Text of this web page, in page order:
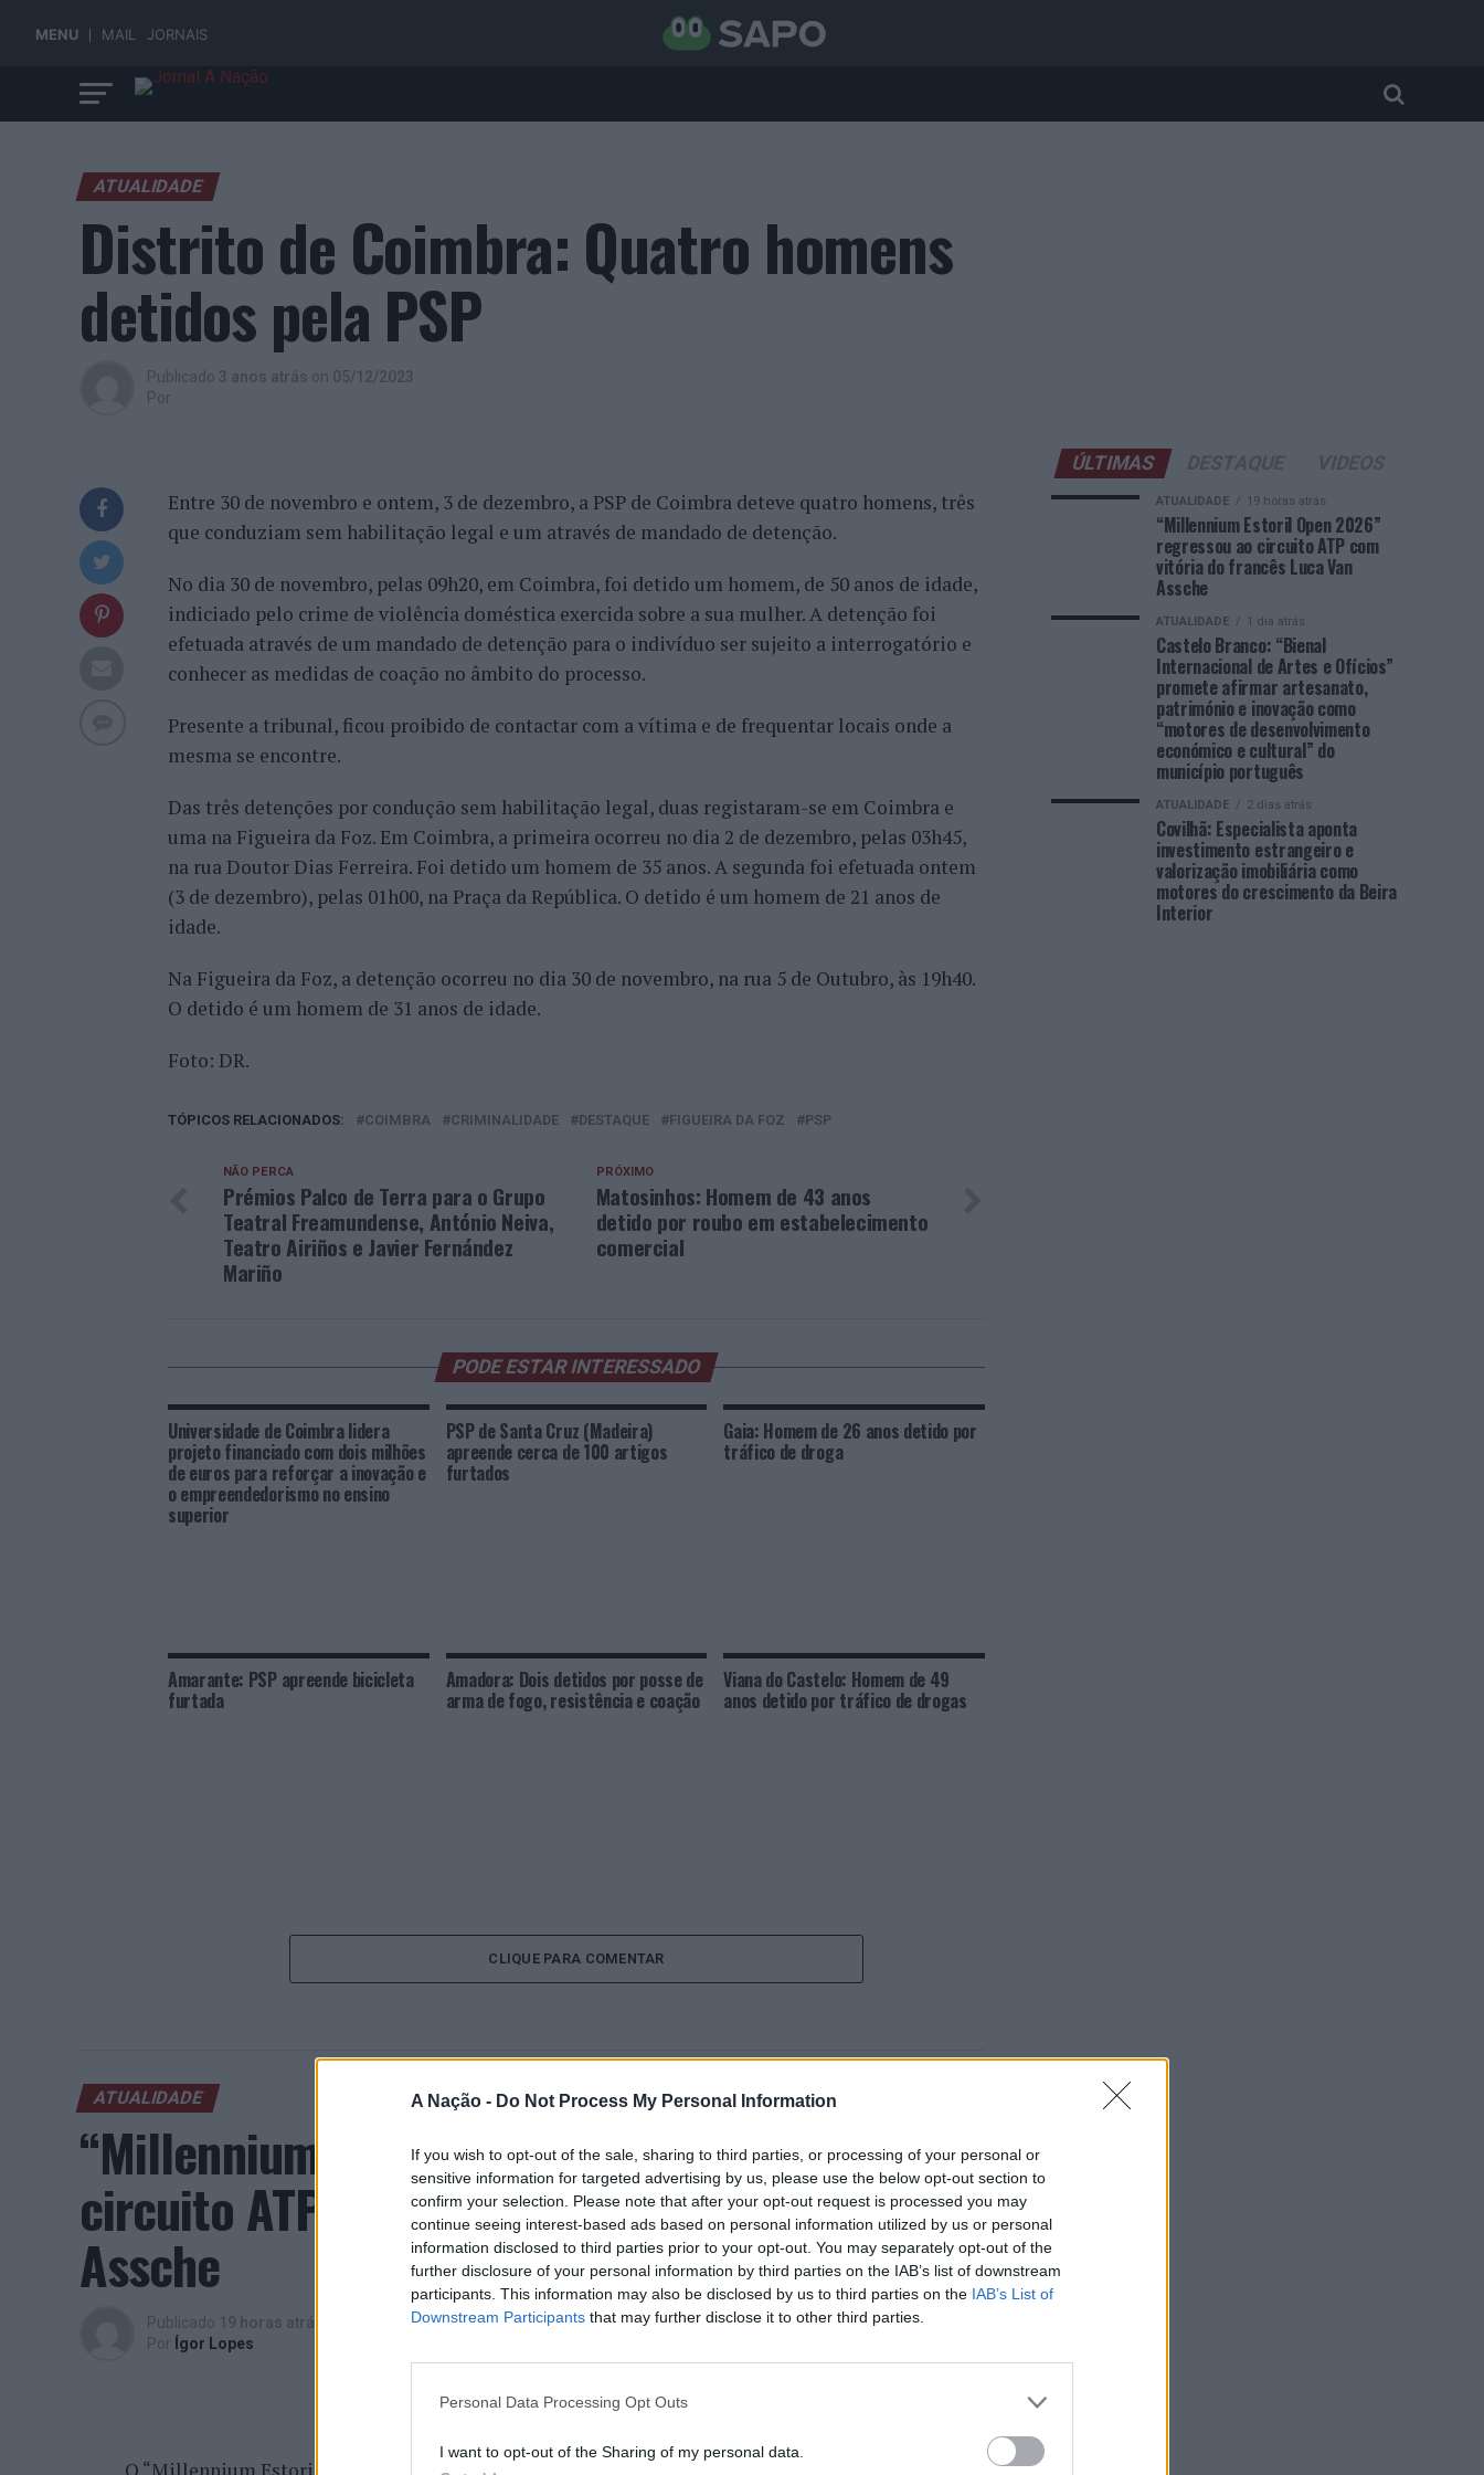
A Nação - Do Not Process My Personal Information
If you wish to opt-out of the sale, sharing to third parties, or processing of your personal or
sensitive information for targeted advertising by us, please use the below opt-out section to
confirm your selection. Please note that after your opt-out request is processed you may
continue seeing interest-based ads based on personal information utilized by us or personal
information disclosed to third parties prior to your opt-out. You may separately opt-out of the
further disclosure of your personal information by third parties on the IAB’s list of downstream
participants. This information may also be disclosed by us to third parties on the IAB’s List of
Downstream Participants that may further disclose it to other third parties.
Personal Data Processing Opt Outs
I want to opt-out of the Sharing of my personal data.
MENU MAIL JORNAIS
ATUALIDADE
Distrito de Coimbra: Quatro homens
detidos pela PSP
Publicado 3 anos atrás on 05/12/2023
Por
Entre 30 de novembro e ontem, 3 de dezembro, a PSP de Coimbra deteve quatro homens, três
que conduziam sem habilitação legal e um através de mandado de detenção.
No dia 30 de novembro, pelas 09h20, em Coimbra, foi detido um homem, de 50 anos de idade,
indiciado pelo crime de violência doméstica exercida sobre a sua mulher. A detenção foi
efetuada através de um mandado de detenção para o indivíduo ser sujeito a interrogatório e
conhecer as medidas de coação no âmbito do processo.
Presente a tribunal, ficou proibido de contactar com a vítima e de frequentar locais onde a
mesma se encontre.
Das três detenções por condução sem habilitação legal, duas registaram-se em Coimbra e
uma na Figueira da Foz. Em Coimbra, a primeira ocorreu no dia 2 de dezembro, pelas 03h45,
na rua Doutor Dias Ferreira. Foi detido um homem de 35 anos. A segunda foi efetuada ontem
(3 de dezembro), pelas 01h00, na Praça da República. O detido é um homem de 21 anos de
idade.
Na Figueira da Foz, a detenção ocorreu no dia 30 de novembro, na rua 5 de Outubro, às 19h40.
O detido é um homem de 31 anos de idade.
Foto: DR.
TÓPICOS RELACIONADOS: COIMBRA CRIMINALIDADE DESTAQUE FIGUEIRA DA FOZ PSP
PRÓXIMO
Matosinhos: Homem de 43 anos
detido por roubo em estabelecimento
comercial
NÃO PERCA
Prémios Palco de Terra para o Grupo
Teatral Freamundense, António Neiva,
Teatro Airiños e Javier Fernández
Mariño
PODE ESTAR INTERESSADO
Universidade de Coimbra lidera
projeto financiado com dois milhões
de euros para reforçar a inovação e
o empreendedorismo no ensino
superior
PSP de Santa Cruz (Madeira)
apreende cerca de 100 artigos
furtados
Gaia: Homem de 26 anos detido por
tráfico de droga
Amarante: PSP apreende bicicleta
furtada
Amadora: Dois detidos por posse de
arma de fogo, resistência e coação
Viana do Castelo: Homem de 49
anos detido por tráfico de drogas
CLIQUE PARA COMENTAR
ATUALIDADE
“Millennium Estoril Open 2026” regressou ao
circuito ATP com vitória do francês Luca Van
Assche
Publicado 19 horas atrás
07/08/2026
Por Ígor Lopes
ÚLTIMAS
ATUALIDADE 19 horas atrás
“Millennium Estoril Open 2026”
regressou ao circuito ATP com
vitória do francês Luca Van
Assche
ATUALIDADE 1 dia atrás
Castelo Branco: “Bienal
Internacional de Artes e Ofícios”
promete afirmar artesanato,
património e inovação como
“motores de desenvolvimento
económico e cultural” do
município português
ATUALIDADE 2 dias atrás
Covilhã: Especialista aponta
investimento estrangeiro e
valorização imobiliária como
motores do crescimento da Beira
Interior